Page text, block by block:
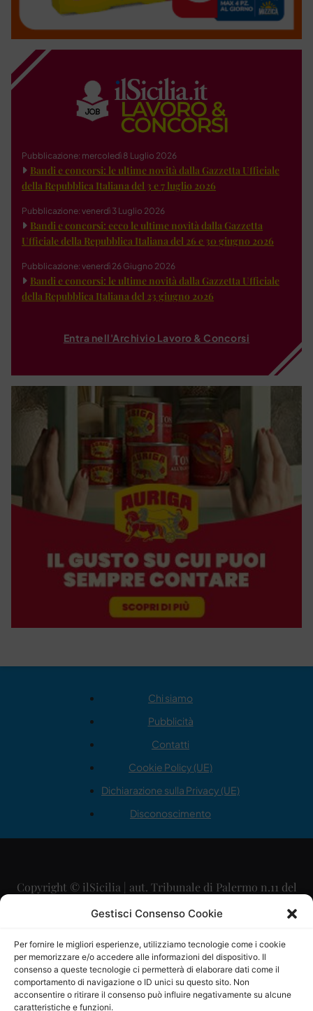
Gestisci Consenso Cookie
Per fornire le migliori esperienze, utilizziamo tecnologie come i cookie
per memorizzare e/o accedere alle informazioni del dispositivo. Il
consenso a queste tecnologie ci permetterà di elaborare dati come il
comportamento di navigazione o ID unici su questo sito. Non
acconsentire o ritirare il consenso può influire negativamente su alcune
caratteristiche e funzioni.
Pubblicazione: mercoledì 8 Luglio 2026
Bandi e concorsi: le ultime novità dalla Gazzetta Ufficiale
della Repubblica Italiana del 3 e 7 luglio 2026
Pubblicazione: venerdì 3 Luglio 2026
Bandi e concorsi: ecco le ultime novità dalla Gazzetta
Ufficiale della Repubblica Italiana del 26 e 30 giugno 2026
Pubblicazione: venerdì 26 Giugno 2026
Bandi e concorsi: le ultime novità dalla Gazzetta Ufficiale
della Repubblica Italiana del 23 giugno 2026
Entra nell'Archivio Lavoro & Concorsi
Chi siamo
Pubblicità
Contatti
Cookie Policy (UE)
Dichiarazione sulla Privacy (UE)
Disconoscimento
Copyright © ilSicilia | aut. Tribunale di Palermo n.11 del
29/09/2015
Direttore Editoriale: Maurizio Scaglione
Direttore Responsabile: Maria Calabrese